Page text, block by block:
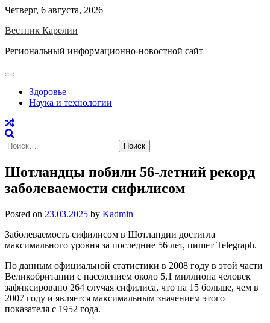
Skip
content
Четверг, 6 августа, 2026
Вестник Карелии
Региональный информационно-новостной сайт
Здоровье
Наука и технологии
Найти:
Шотландцы побили 56-летний рекорд
заболеваемости сифилисом
Posted on 23.03.2025 by Kadmin
Заболеваемость сифилисом в Шотландии достигла
максимального уровня за последние 56 лет, пишет Telegraph.
По данным официальной статистики в 2008 году в этой части
Великобритании с населением около 5,1 миллиона человек
зафиксировано 264 случая сифилиса, что на 15 больше, чем в
2007 году и является максимальным значением этого
показателя с 1952 года.